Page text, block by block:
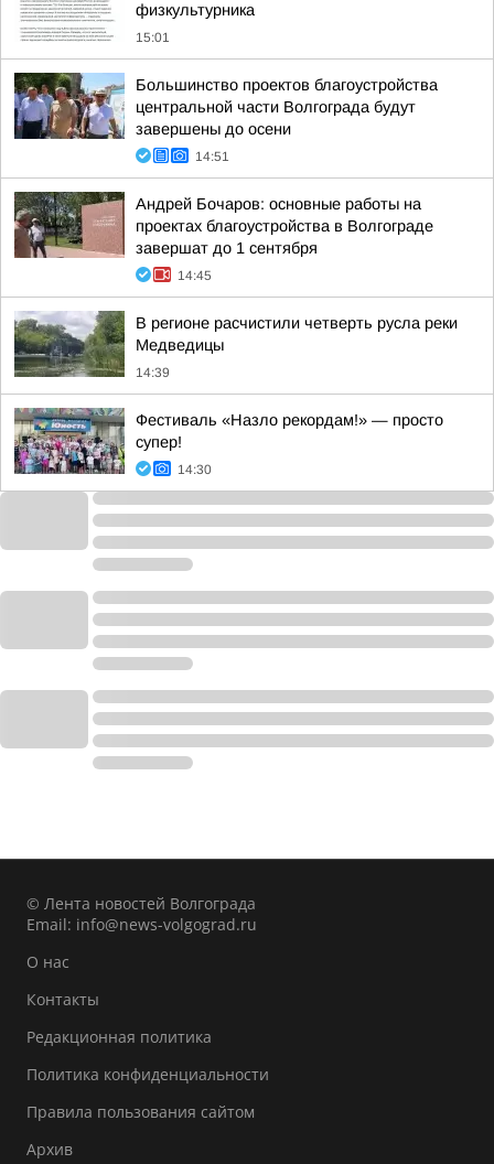
физкультурника
15:01
Большинство проектов благоустройства
центральной части Волгограда будут
завершены до осени
14:51
Андрей Бочаров: основные работы на
проектах благоустройства в Волгограде
завершат до 1 сентября
14:45
В регионе расчистили четверть русла реки
Медведицы
14:39
Фестиваль «Назло рекордам!» — просто
супер!
14:30
© Лента новостей Волгограда
Email: info@news-volgograd.ru
О нас
Контакты
Редакционная политика
Политика конфиденциальности
Правила пользования сайтом
Архив